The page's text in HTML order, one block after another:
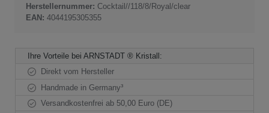
Herstellernummer: Cocktail//118/8/Royal/clear
EAN:4044195305355
Ihre Vorteile bei ARNSTADT ® Kristall:
Direkt vom Hersteller
Handmade in Germany³
Versandkostenfrei ab 50,00 Euro (DE)